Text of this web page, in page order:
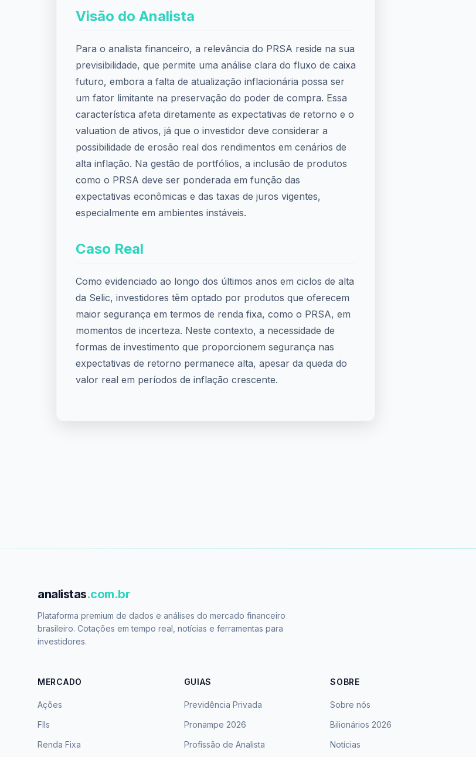
Visão do Analista
Para o analista financeiro, a relevância do PRSA reside na sua
previsibilidade, que permite uma análise clara do fluxo de caixa
futuro, embora a falta de atualização inflacionária possa ser
um fator limitante na preservação do poder de compra. Essa
característica afeta diretamente as expectativas de retorno e o
valuation de ativos, já que o investidor deve considerar a
possibilidade de erosão real dos rendimentos em cenários de
alta inflação. Na gestão de portfólios, a inclusão de produtos
como o PRSA deve ser ponderada em função das
expectativas econômicas e das taxas de juros vigentes,
especialmente em ambientes instáveis.
Caso Real
Como evidenciado ao longo dos últimos anos em ciclos de alta
da Selic, investidores têm optado por produtos que oferecem
maior segurança em termos de renda fixa, como o PRSA, em
momentos de incerteza. Neste contexto, a necessidade de
formas de investimento que proporcionem segurança nas
expectativas de retorno permanece alta, apesar da queda do
valor real em períodos de inflação crescente.
analistas.com.br
Plataforma premium de dados e análises do mercado financeiro
brasileiro. Cotações em tempo real, notícias e ferramentas para
investidores.
MERCADO
Ações
FIIs
Renda Fixa
GUIAS
Previdência Privada
Pronampe 2026
Profissão de Analista
SOBRE
Sobre nós
Bilionários 2026
Notícias